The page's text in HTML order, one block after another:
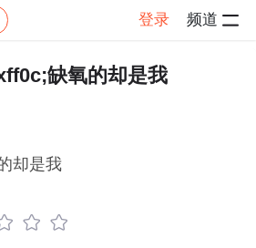
登录 频道
感慨 帖子详情
缺氧的却是我
却是我